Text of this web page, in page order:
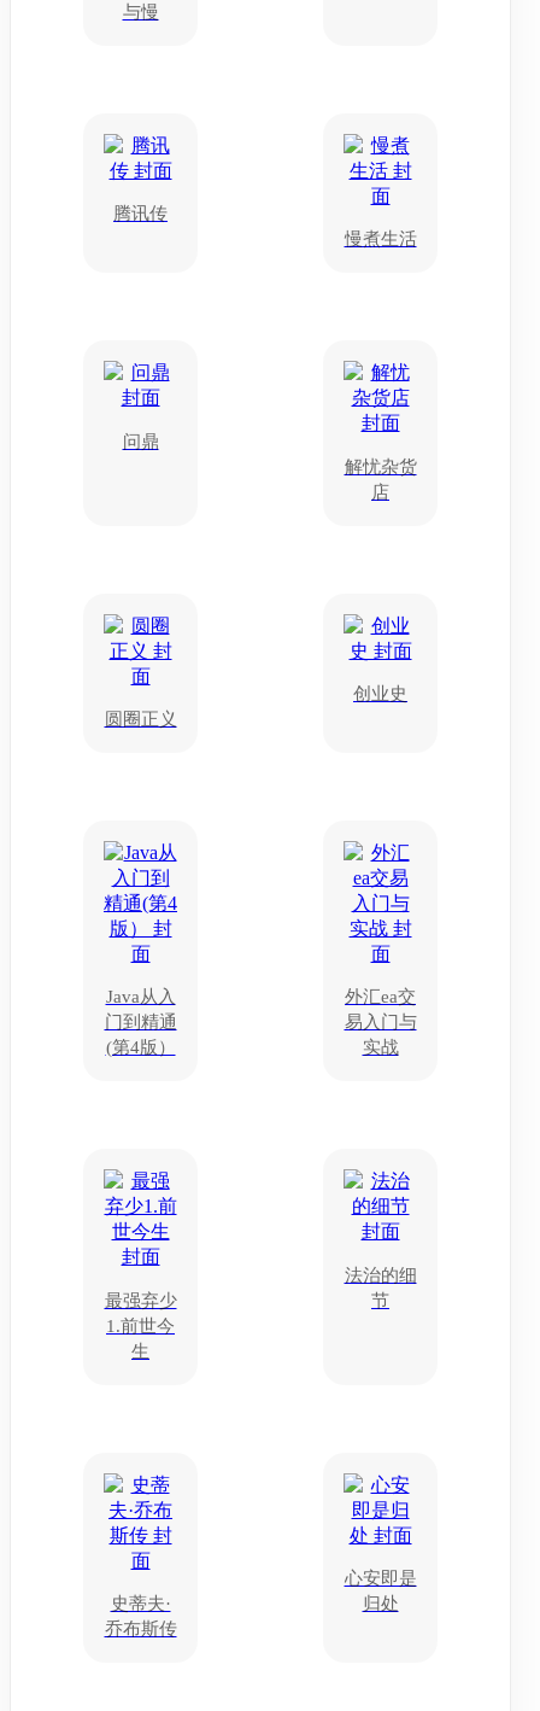
与慢
腾讯传
慢煮生活
问鼎
解忧杂货
店
圆圈正义
创业史
Java从入
门到精通
(第4版）
外汇ea交
易入门与
实战
最强弃少
1.前世今
生
法治的细
节
史蒂夫·
乔布斯传
心安即是
归处